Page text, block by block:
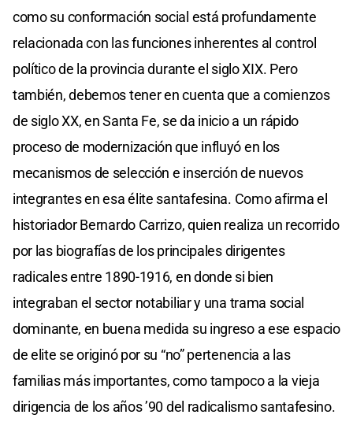
como su conformación social está profundamente
relacionada con las funciones inherentes al control
político de la provincia durante el siglo XIX. Pero
también, debemos tener en cuenta que a comienzos
de siglo XX, en Santa Fe, se da inicio a un rápido
proceso de modernización que influyó en los
mecanismos de selección e inserción de nuevos
integrantes en esa élite santafesina. Como afirma el
historiador Bernardo Carrizo, quien realiza un recorrido
por las biografías de los principales dirigentes
radicales entre 1890-1916, en donde si bien
integraban el sector notabiliar y una trama social
dominante, en buena medida su ingreso a ese espacio
de elite se originó por su “no” pertenencia a las
familias más importantes, como tampoco a la vieja
dirigencia de los años ’90 del radicalismo santafesino.